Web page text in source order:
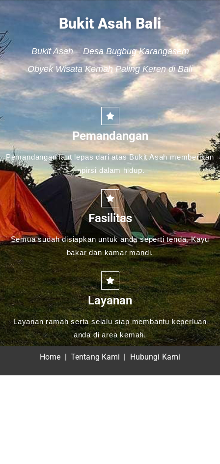
Bukit Asah Bali
Bukit Asah – Desa Bugbug Karangasem
Obyek Wisata Kemah Paling Keren di Bali
Pemandangan
Pemandangan laut lepas dari atas Bukit Asah memberikan
inpirsi dalam hidup.
Fasilitas
Semua sudah disiapkan untuk anda seperti tenda, Kayu
bakar dan kamar mandi.
Layanan
Layanan ramah serta selalu siap membantu keperluan
anda di area kemah.
Home Tentang Kami Hubungi Kami